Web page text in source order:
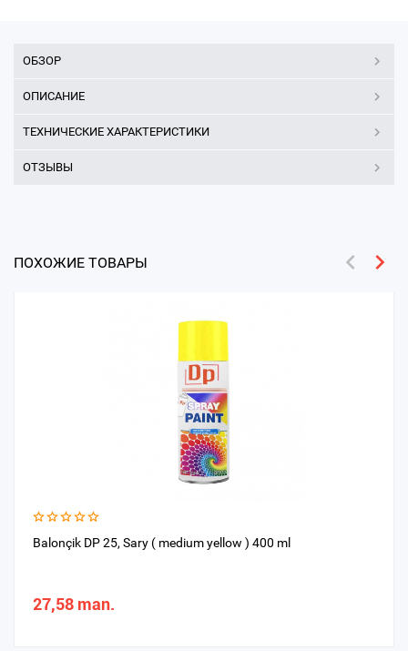
ОБЗОР
ОПИСАНИЕ
ТЕХНИЧЕСКИЕ ХАРАКТЕРИСТИКИ
ОТЗЫВЫ
ПОХОЖИЕ ТОВАРЫ
Balonçik DP 25, Sary ( medium yellow ) 400 ml
27,58 man.